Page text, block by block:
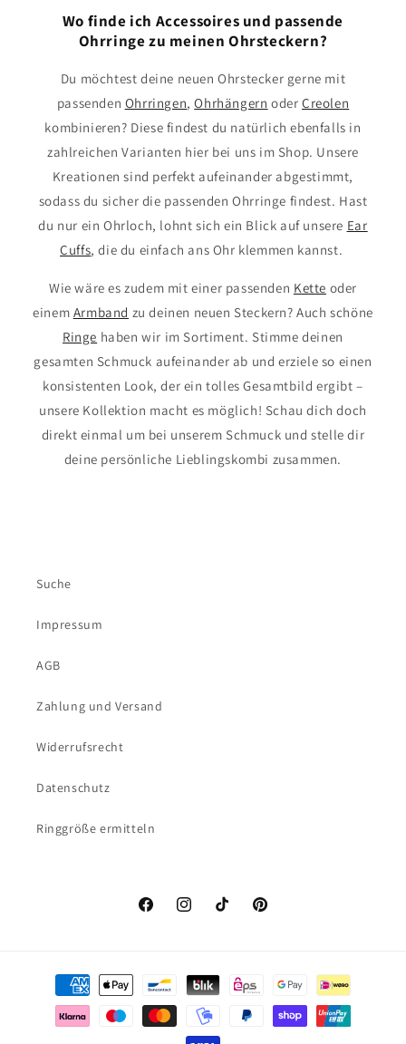
Wo finde ich Accessoires und passende
Ohrringe zu meinen Ohrsteckern?
Du möchtest deine neuen Ohrstecker gerne mit
passenden Ohrringen,Ohrhängern oder Creolen
kombinieren? Diese findest du natürlich ebenfalls in
zahlreichen Varianten hier bei uns im Shop. Unsere
Kreationen sind perfekt aufeinander abgestimmt,
sodass du sicher die passenden Ohrringe findest. Hast
du nur ein Ohrloch, lohnt sich ein Blick auf unsere Ear
Cuffs, die du einfach ans Ohr klemmen kannst.
Wie wäre es zudem mit einer passenden Kette oder
einem Armband zu deinen neuen Steckern? Auch schöne
Ringe haben wir im Sortiment. Stimme deinen
gesamten Schmuck aufeinander ab und erziele so einen
konsistenten Look, der ein tolles Gesamtbild ergibt –
unsere Kollektion macht es möglich! Schau dich doch
direkt einmal um bei unserem Schmuck und stelle dir
deine persönliche Lieblingskombi zusammen.
Suche
Impressum
AGB
Zahlung und Versand
Widerrufsrecht
Datenschutz
Ringgröße ermitteln
FacebookInstagramTikTok Pinterest
Zahlungsmethoden